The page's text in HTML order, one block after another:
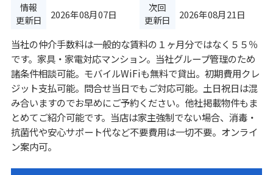
情報
更新日
2026年08月07日
次回
更新日
2026年08月21日
当社の仲介手数料は一般的な賃料の１ヶ月分ではなく５５％
です。家具・家電対応マンション。当社グループ管理のため
諸条件相談可能。モバイルWiFiも無料で貸出。初期費用クレ
ジット支払可能。問合せ当日でもご対応可能。土日祝日は混
み合いますのでお早めにご予約ください。他社掲載物件もま
とめてご紹介可能です。当店は家主強制でない場合、消毒・
抗菌代や安心サポート代など不要費用は一切不要。オンライ
ン案内可。